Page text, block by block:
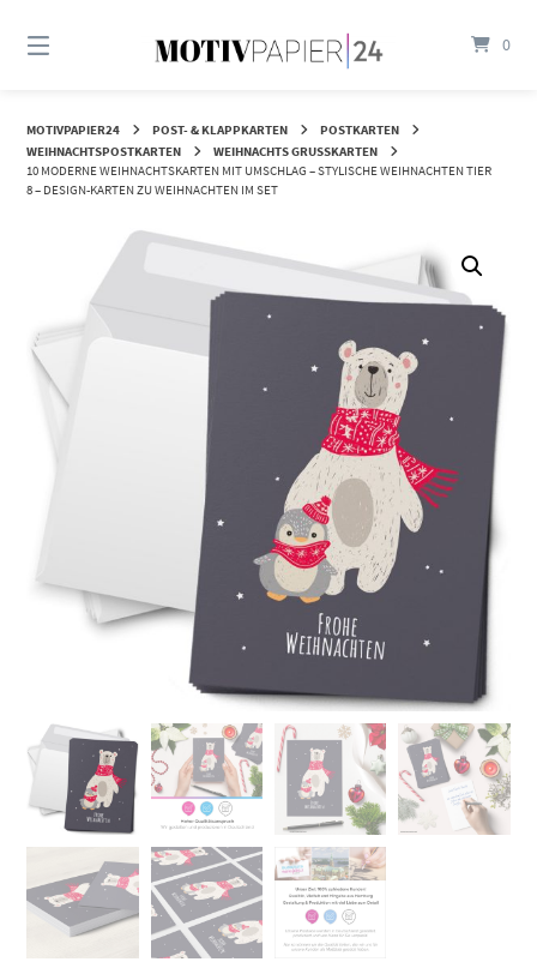
zum
0
MOTIVPAPIER24 POST- & KLAPPKARTEN
POSTKARTEN
WEIHNACHTSPOSTKARTEN
WEIHNACHTS GRUSSKARTEN
10 MODERNE WEIHNACHTSKARTEN MIT UMSCHLAG – STYLISCHE WEIHNACHTEN TIER
8 – DESIGN-KARTEN ZU WEIHNACHTEN IM SET